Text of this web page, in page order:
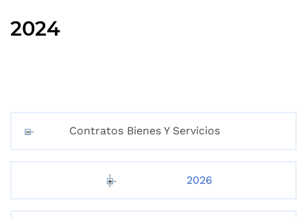
2024
Contratos Bienes Y Servicios
2026